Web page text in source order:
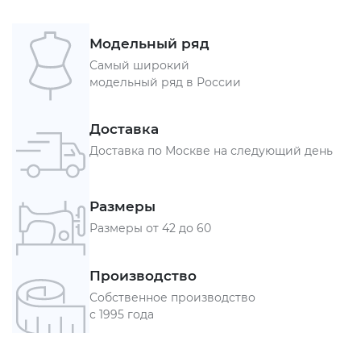
Модельный ряд
Самый широкий
модельный ряд в России
Доставка
Доставка по Москве на следующий день
Размеры
Размеры от 42 до 60
Производство
Собственное производство
с 1995 года